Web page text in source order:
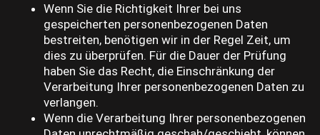
Wenn Sie die Richtigkeit Ihrer bei uns
gespeicherten personenbezogenen Daten
bestreiten, benötigen wir in der Regel Zeit, um
dies zu überprüfen. Für die Dauer der Prüfung
haben Sie das Recht, die Einschränkung der
Verarbeitung Ihrer personenbezogenen Daten zu
verlangen.
Wenn die Verarbeitung Ihrer personenbezogenen